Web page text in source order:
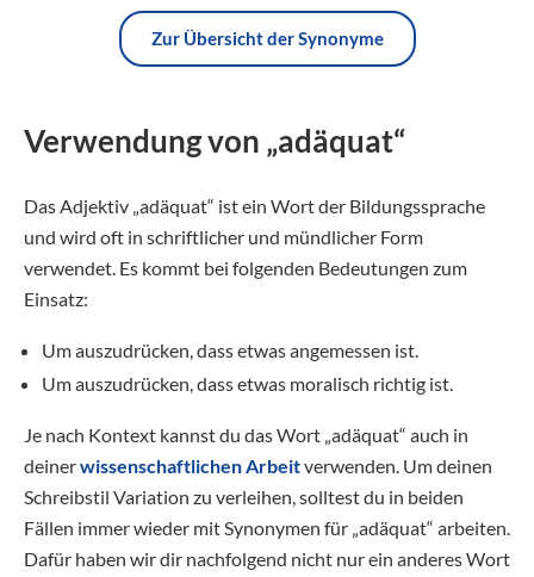
Zur Übersicht der Synonyme
Verwendung von „adäquat“
Das Adjektiv „adäquat“ ist ein Wort der Bildungssprache
und wird oft in schriftlicher und mündlicher Form
verwendet. Es kommt bei folgenden Bedeutungen zum
Einsatz:
Um auszudrücken, dass etwas angemessen ist.
Um auszudrücken, dass etwas moralisch richtig ist.
Je nach Kontext kannst du das Wort „adäquat“ auch in
deinerwissenschaftlichen Arbeitverwenden. Um deinen
Schreibstil Variation zu verleihen, solltest du in beiden
Fällen immer wieder mit Synonymen für „adäquat“ arbeiten.
Dafür haben wir dir nachfolgend nicht nur ein anderes Wort